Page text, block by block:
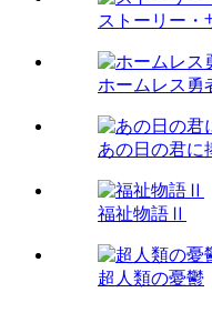
ストーリー・
ホームレス勇
あの日の君に
福祉物語Ⅱ
超人類の憂鬱